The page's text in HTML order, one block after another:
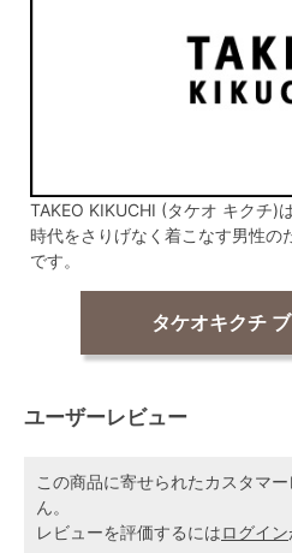
TAKEO KIKUCHI (タケオ キクチ)
時代をさりげなく着こなす男性の
です。
タケオキクチ
ユーザーレビュー
この商品に寄せられたカスタマ
ん。
レビューを評価するにはログイン